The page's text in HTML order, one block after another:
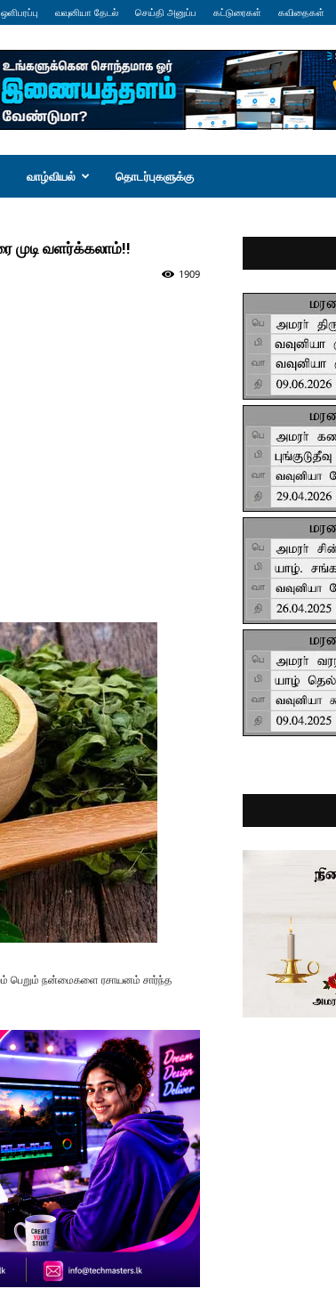
வவுனியா தேடல் செய்தி அனுப்ப கட்டுரைகள் கவிதைகள்
வாழ்வியல் தொடர்புகளுக்கு
முடி வளர்க்கலாம்!!
1909
பெறும் நன்மைகளை ரசாயனம் சார்ந்த